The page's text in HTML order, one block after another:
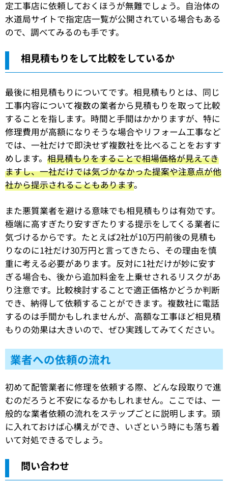
定工事店に依頼しておくほうが無難でしょう。自治体の
水道局サイトで指定店一覧が公開されている場合もある
ので、調べてみるのも手です。
相見積もりをして比較をしているか
最後に相見積もりについてです。相見積もりとは、同じ
工事内容について複数の業者から見積もりを取って比較
することを指します。時間と手間はかかりますが、特に
修理費用が高額になりそうな場合やリフォーム工事など
では、一社だけで即決せず複数社を比べることをおすす
めします。 相見積もりをすることで相場価格が見えてき
ますし、一社だけでは気づかなかった提案や注意点が他
社から提示されることもあります。
また悪質業者を避ける意味でも相見積もりは有効です。
極端に高すぎたり安すぎたりする提示をしてくる業者に
気づけるからです。たとえば2社が10万円前後の見積も
りなのに1社だけ30万円と言ってきたら、その理由を慎
重に考える必要があります。反対に1社だけが妙に安す
ぎる場合も、後から追加料金を上乗せされるリスクがあ
り注意です。比較検討することで適正価格かどうか判断
でき、納得して依頼することができます。複数社に電話
するのは手間かもしれませんが、高額な工事ほど相見積
もりの効果は大きいので、ぜひ実践してみてください。
業者への依頼の流れ
初めて配管業者に修理を依頼する際、どんな段取りで進
むのだろうと不安になるかもしれません。ここでは、一
般的な業者依頼の流れをステップごとに説明します。頭
に入れておけば心構えができ、いざという時にも落ち着
いて対処できるでしょう。
問い合わせ